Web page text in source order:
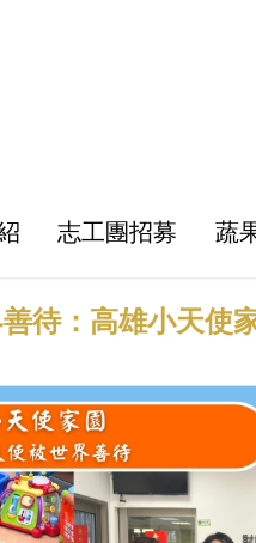
志工團招募 蔬
待：高雄小天使